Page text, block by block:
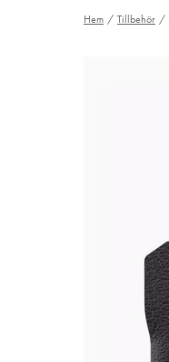
Hem Tillbehör